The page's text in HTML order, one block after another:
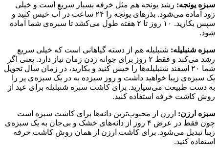
سبزه یونجه: رشد یونجه هم مثل خرفه بسیار سریع است و خیلی
زود آماده می‌شود. بذرهای یونجه را ۲۴ ساعت در آب خیس کنید و
سپس بکارید. ۱۰ روز تا ۲ هفته طول می‌کشد تا سبزه‌ی شما آماده
شود.
سبزه شنبلیله: شنبلیله هم از دسته گیاهانی است که خیلی سریع
رشد می‌کند و فقط ۲ روز برای جوانه زدن زمان نیاز دارد. یعنی اگر
شما ۲۰ اسفند شنبلیله‌ها را خیس کنید و بکارید، در زمان سال تحویل
یک سبزه‌ی زیبا خواهید داشت و روز سیزده به در یک سبزه‌ی پر را
به دست طبیعت می‌سپارید. برای کاشت سبزه شنبلیله برای عید از
روش کاشت خرفه استفاده کنید.
سبزه ارزن: ارزن از محبوب‌ترین دانه‌ها برای کاشت سبزه است
چون فقط در عرض ۴ روز از دانه‌های خشک و بی‌جان به یک سبزه‌ی
زیبا تبدیل می‌شود. برای کاشت ارزن از همان روش کاشت خرفه
استفاده کنید.